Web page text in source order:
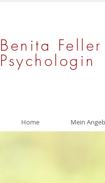
Benita Feller
Psychologin
Home Mein